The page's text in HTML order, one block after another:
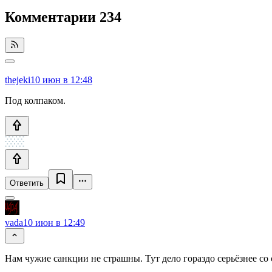
Комментарии 234
thejeki10 июн в 12:48
Под колпаком.
Ответить
vada10 июн в 12:49
Нам чужие санкции не страшны. Тут дело гораздо серьёзнее со